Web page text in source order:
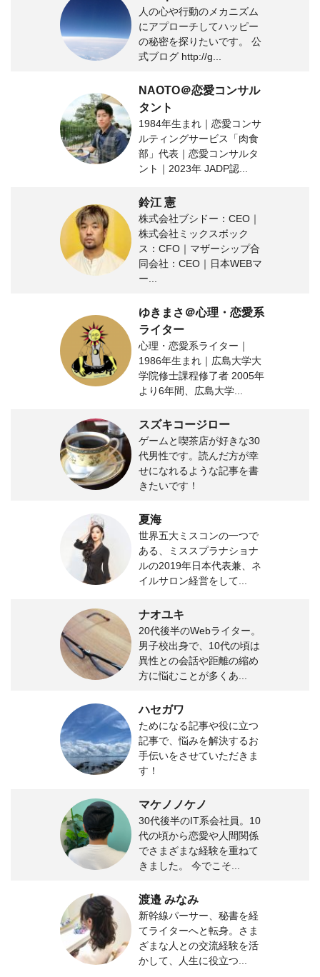
人の心や行動のメカニズム
にアプローチしてハッピー
の秘密を探りたいです。 公
式ブログ http://g...
NAOTO＠恋愛コンサル
タント
1984年生まれ｜恋愛コンサ
ルティングサービス「肉食
部」代表｜恋愛コンサルタ
ント｜2023年 JADP認...
鈴江 憲
株式会社ブシドー：CEO｜
株式会社ミックスボック
ス：CFO｜マザーシップ合
同会社：CEO｜日本WEBマ
ー...
ゆきまさ＠心理・恋愛系
ライター
心理・恋愛系ライター｜
1986年生まれ｜広島大学大
学院修士課程修了者 2005年
より6年間、広島大学...
スズキコージロー
ゲームと喫茶店が好きな30
代男性です。読んだ方が幸
せになれるような記事を書
きたいです！
夏海
世界五大ミスコンの一つで
ある、ミススプラナショナ
ルの2019年日本代表兼、ネ
イルサロン経営をして...
ナオユキ
20代後半のWebライター。
男子校出身で、10代の頃は
異性との会話や距離の縮め
方に悩むことが多くあ...
ハセガワ
ためになる記事や役に立つ
記事で、悩みを解決するお
手伝いをさせていただきま
す！
マケノノケノ
30代後半のIT系会社員。10
代の頃から恋愛や人間関係
でさまざまな経験を重ねて
きました。 今でこそ...
渡邉 みなみ
新幹線パーサー、秘書を経
てライターへと転身。さま
ざまな人との交流経験を活
かして、人生に役立つ...